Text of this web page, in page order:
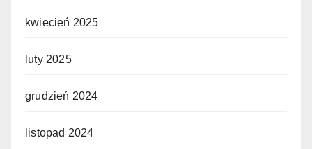
kwiecień 2025
luty 2025
grudzień 2024
listopad 2024